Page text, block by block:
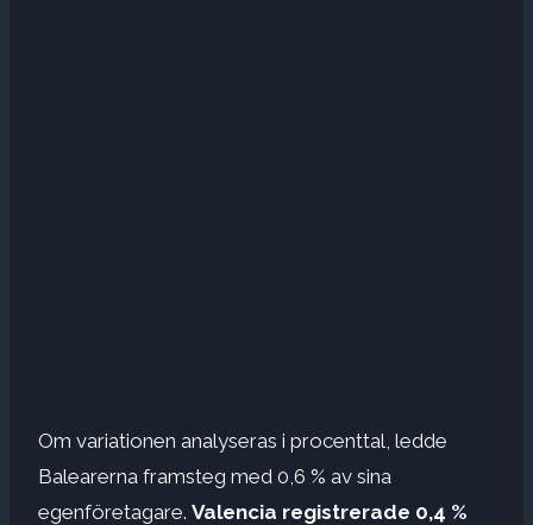
Om variationen analyseras i procenttal, ledde
Balearerna framsteg med 0,6 % av sina
egenföretagare. Valencia registrerade 0,4 %